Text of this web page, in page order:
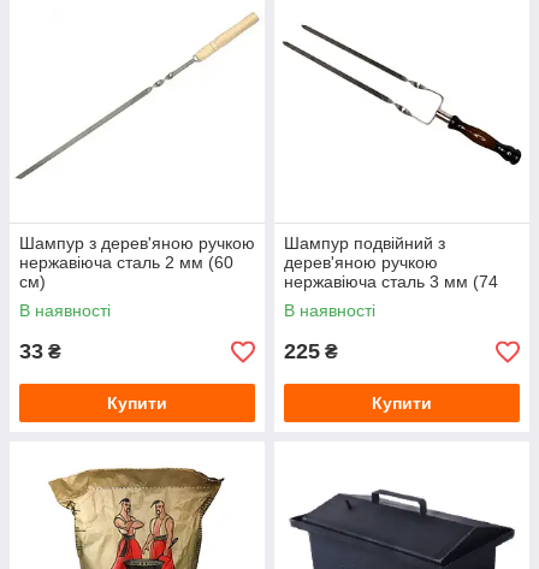
Шампур з дерев'яною ручкою
нержавіюча сталь 2 мм (60
см)
В наявності
33 ₴
Купити
Шампур подвійний з
дерев'яною ручкою
нержавіюча сталь 3 мм (74
см)
В наявності
225 ₴
Купити